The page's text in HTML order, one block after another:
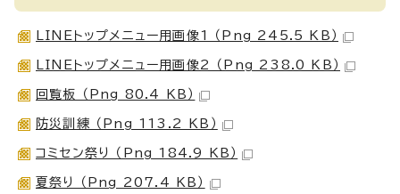
LINEトップメニュー用画像1 （Png 245.5 KB）
LINEトップメニュー用画像2 （Png 238.0 KB）
回覧板 （Png 80.4 KB）
防災訓練 （Png 113.2 KB）
コミセン祭り （Png 184.9 KB）
夏祭り （Png 207.4 KB）